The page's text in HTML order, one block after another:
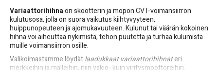
Variaattorihihnaon skootterin ja mopon CVT-voimansiirron
kulutusosa, jolla on suora vaikutus kiihtyvyyteen,
huippunopeuteen ja ajomukavuuteen. Kulunut tai väärän kokoinen
hihna voi aiheuttaa nykimistä, tehon puutetta ja turhaa kulumista
muille voimansiirron osille.
Valikoimastamme löydätlaadukkaat variaattorihihnateri
merkkeihin ja malleihin, niin vakio- kuin viritysmoottoreihin.